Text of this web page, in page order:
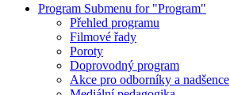
Program Submenu for "Program"
Přehled programu
Filmové řady
Poroty
Doprovodný program
Akce pro odborníky a nadšence